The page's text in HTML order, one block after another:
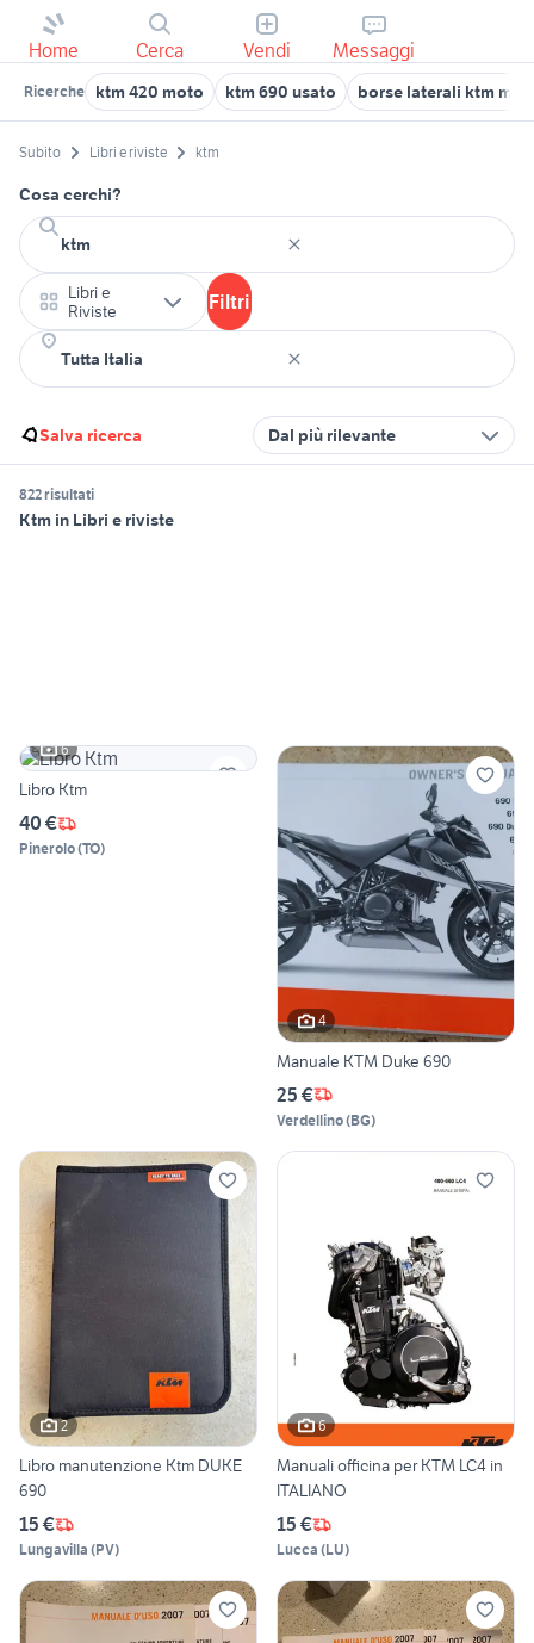
Home Cerca Vendi Messaggi
Ricerche ktm 420 moto ktm 690 usato borse laterali ktm
Subito Libri e riviste ktm
Cosa cerchi?
Libri e
Riviste
Filtri
Salva ricerca Dal più rilevante
822 risultati
Ktm in Libri e riviste
6
Libro Ktm
40 €
Pinerolo(TO)
4
Manuale KTM Duke 690
25 €
Verdellino(BG)
2
Libro manutenzione Ktm DUKE
690
15 €
Lungavilla (PV)
6
Manuali officina per KTM LC4 in
ITALIANO
15 €
Lucca (LU)